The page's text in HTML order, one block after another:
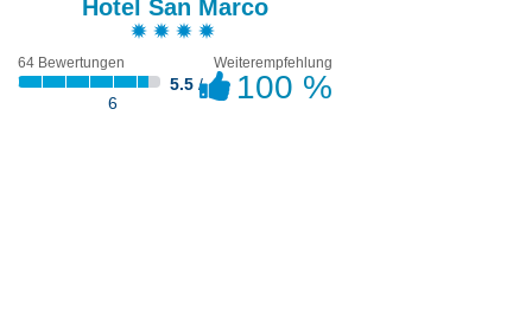
Hotel San Marco
64 Bewertungen
5.5 /
6
Weiterempfehlung
100 %